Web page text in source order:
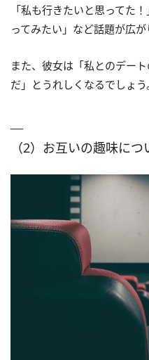
「私も行きたいと思って
ってみたい」など話題が広が
また、彼女は「私とのデー
だ」とうれしくなるでしょう。
（2）お互いの趣味につ